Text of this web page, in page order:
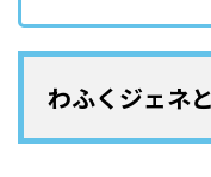
わふくジェネ